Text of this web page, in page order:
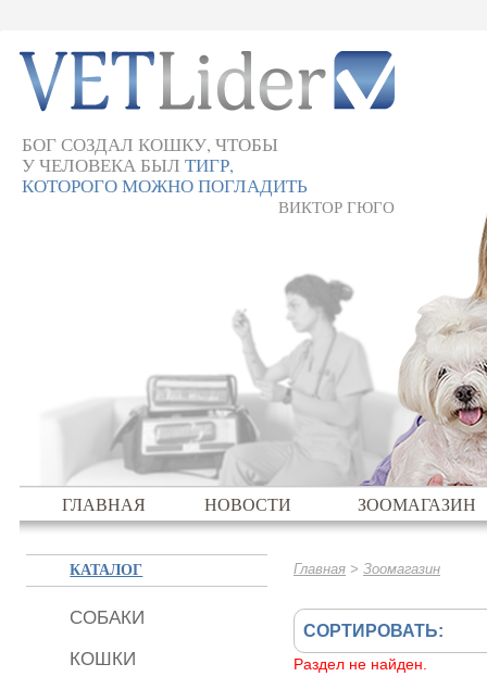
БОГ СОЗДАЛ КОШКУ, ЧТОБЫ
У ЧЕЛОВЕКА БЫЛТИГР,
КОТОРОГО МОЖНО ПОГЛАДИТЬ
ВИКТОР ГЮГО
ГЛАВНАЯ НОВОСТИ ЗООМАГАЗИН
Главная> Зоомагазин
СОРТИРОВАТЬ:
Раздел не найден.
КАТАЛОГ
СОБАКИ
КОШКИ